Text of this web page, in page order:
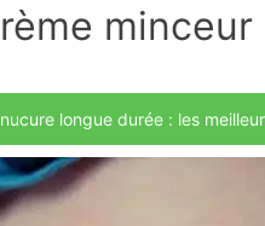
minceur
longue durée : les